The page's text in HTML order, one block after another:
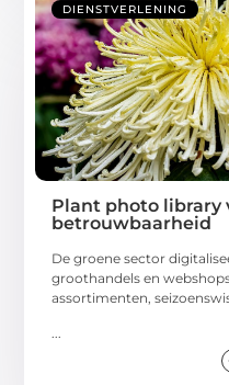
DIENSTVERLENING
Plant photo library
betrouwbaarheid
De groene sector
groothandels en
assortimenten,
...